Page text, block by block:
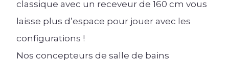
classique avec un receveur de 160 cm vous
laisse plus d’espace pour jouer avec les
configurations !
Nos concepteurs de salle de bains